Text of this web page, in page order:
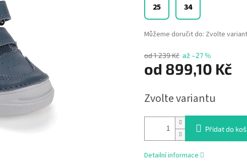
od 1 239 Kč až –27 %
od 899,10 Kč
cena:
Zvolte variantu
25 34
Můžeme doručit do: Zvolte
Přidat do
Detailní informace